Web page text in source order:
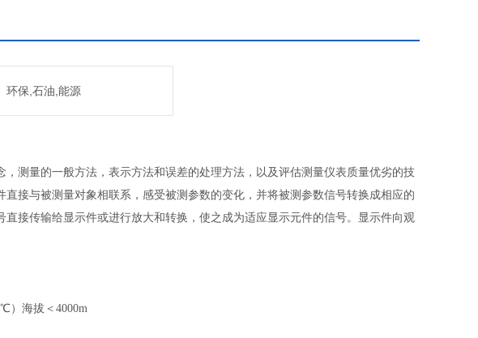
环保,石油,能源
测量的一般方法，表示方法和误差的处理方法，以及评估测量仪表质量优劣的技
接与被测量对象相联系，感受被测参数的变化，并将被测参数信号转换成相应的
接传输给显示件或进行放大和转换，使之成为适应显示元件的信号。显示件向观
）海拔＜4000m